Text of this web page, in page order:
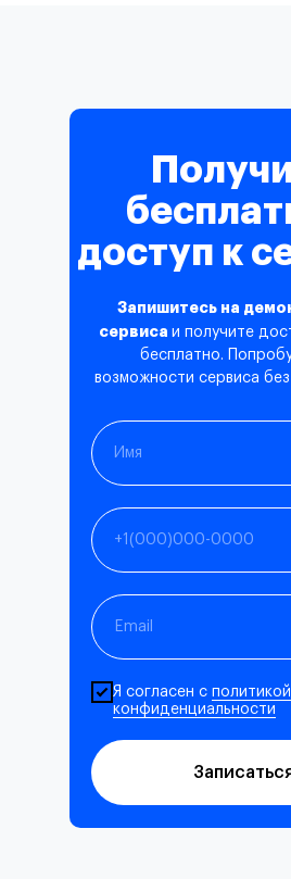
доступ к
Запишитесь на
сервиса и получите
бесплатно.
возможности сервиса
Я согласен с политикой
конфиденциальности